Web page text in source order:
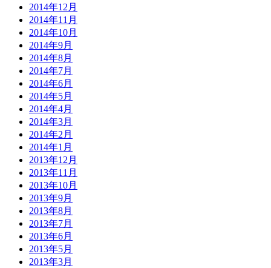
2014年12月
2014年11月
2014年10月
2014年9月
2014年8月
2014年7月
2014年6月
2014年5月
2014年4月
2014年3月
2014年2月
2014年1月
2013年12月
2013年11月
2013年10月
2013年9月
2013年8月
2013年7月
2013年6月
2013年5月
2013年3月